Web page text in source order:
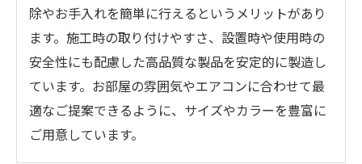
除やお手入れを簡単に行えるというメリットがあり
ます。施工時の取り付けやすさ、設置時や使用時の
安全性にも配慮した高品質な製品を安定的に製造し
ています。お部屋の雰囲気やエアコンに合わせて最
適なご提案できるように、サイズやカラーを豊富に
ご用意しています。